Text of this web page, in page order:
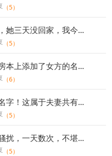
（5）
她三天没回家，我今...
（5）
本上添加了女方的名...
（6）
字！这属于夫妻共有...
（5）
扰，一天数次，不堪...
（5）